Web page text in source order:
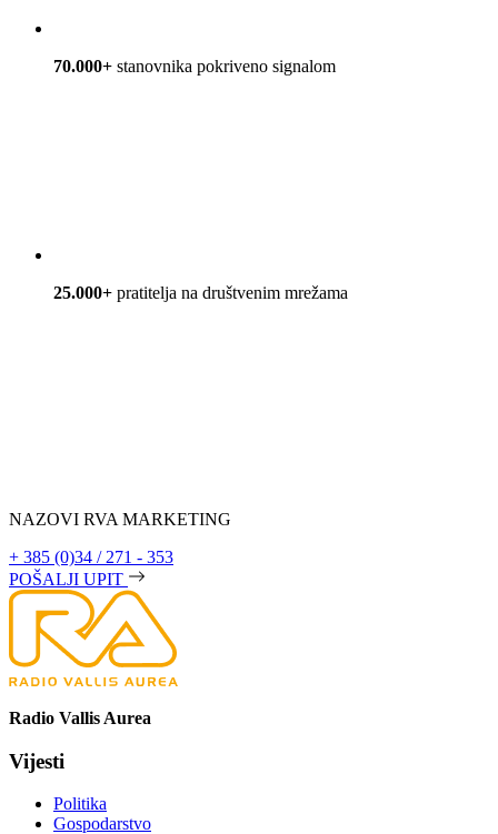
70.000+ stanovnika pokriveno signalom
25.000+ pratitelja na društvenim mrežama
NAZOVI RVA MARKETING
+ 385 (0)34 / 271 - 353
POŠALJI UPIT
Radio Vallis Aurea
Vijesti
Politika
Gospodarstvo